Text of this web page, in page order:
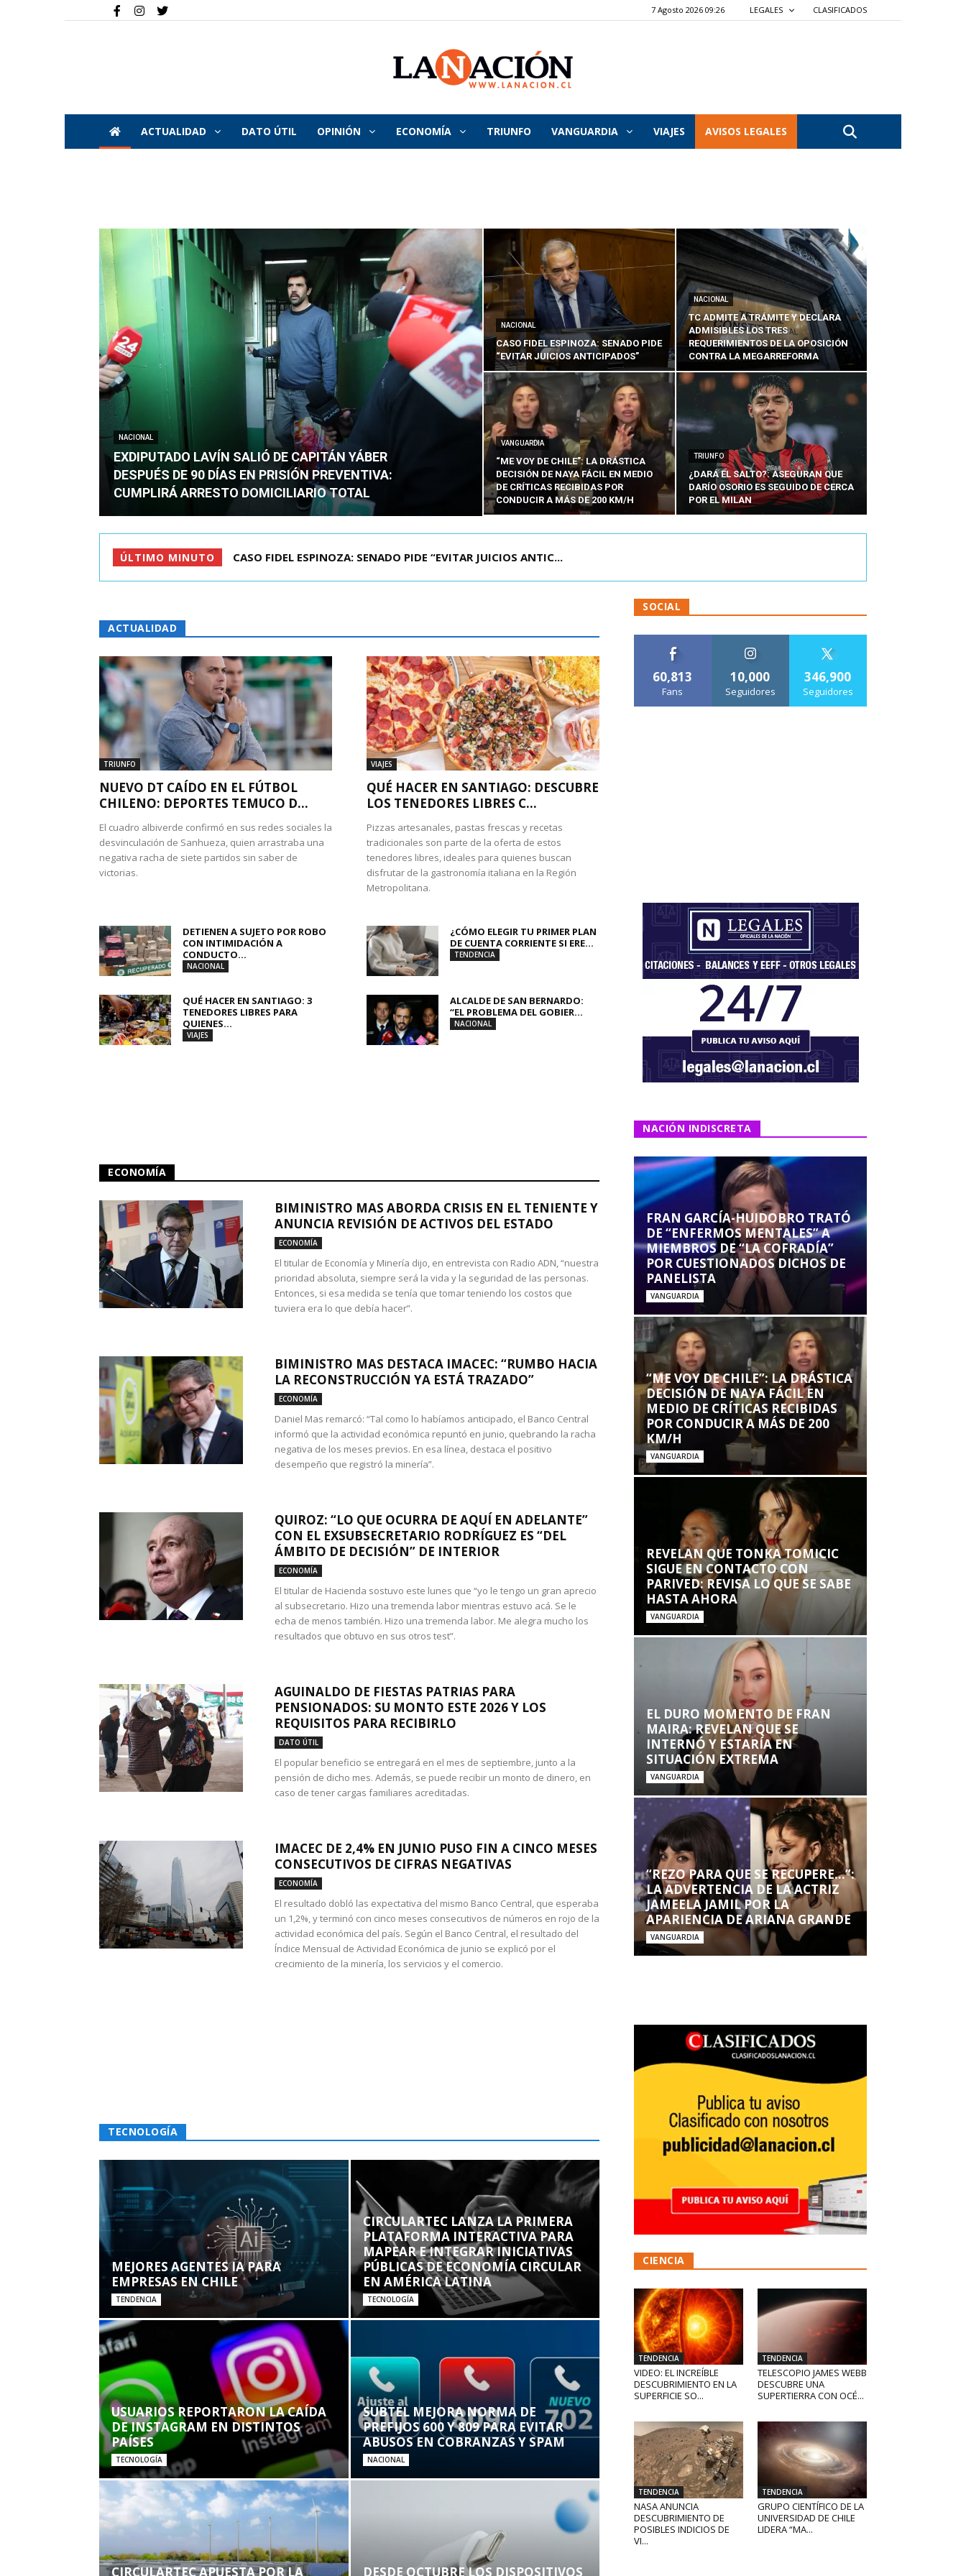
7 Agosto 2026 09:26 LEGALES CLASIFICADOS
La
Nación
ACTUALIDAD DATO ÚTIL OPINIÓN ECONOMÍA TRIUNFO VANGUARDIA VIAJES AVISOS LEGALES
NACIONAL
EXDIPUTADO LAVÍN SALIÓ DE CAPITÁN YÁBER
DESPUÉS DE 90 DÍAS EN PRISIÓN PREVENTIVA:
CUMPLIRÁ ARRESTO DOMICILIARIO TOTAL
NACIONAL
CASO FIDEL ESPINOZA: SENADO PIDE
“EVITAR JUICIOS ANTICIPADOS”
NACIONAL
TC ADMITE A TRÁMITE Y DECLARA
ADMISIBLES LOS TRES
REQUERIMIENTOS DE LA OPOSICIÓN
CONTRA LA MEGARREFORMA
VANGUARDIA
“ME VOY DE CHILE”: LA DRÁSTICA
DECISIÓN DE NAYA FÁCIL EN MEDIO
DE CRÍTICAS RECIBIDAS POR
CONDUCIR A MÁS DE 200 KM/H
TRIUNFO
¿DARÁ EL SALTO?: ASEGURAN QUE
DARÍO OSORIO ES SEGUIDO DE CERCA
POR EL MILAN
ÚLTIMO MINUTO TC ADMITE A TRÁMITE Y DECLARA ADMISIBLES LOS TRES REQU...
ACTUALIDAD
TRIUNFO
NUEVO DT CAÍDO EN EL FÚTBOL
CHILENO: DEPORTES TEMUCO D...
El cuadro albiverde confirmó en sus redes sociales la
desvinculación de Sanhueza, quien arrastraba una
negativa racha de siete partidos sin saber de
victorias.
VIAJES
QUÉ HACER EN SANTIAGO: DESCUBRE
LOS TENEDORES LIBRES C...
Pizzas artesanales, pastas frescas y recetas
tradicionales son parte de la oferta de estos
tenedores libres, ideales para quienes buscan
disfrutar de la gastronomía italiana en la Región
Metropolitana.
DETIENEN A SUJETO POR ROBO
CON INTIMIDACIÓN A
CONDUCTO...
NACIONAL
¿CÓMO ELEGIR TU PRIMER PLAN
DE CUENTA CORRIENTE SI ERE...
TENDENCIA
QUÉ HACER EN SANTIAGO: 3
TENEDORES LIBRES PARA
QUIENES...
VIAJES
ALCALDE DE SAN BERNARDO:
“EL PROBLEMA DEL GOBIER...
NACIONAL
ECONOMÍA
BIMINISTRO MAS ABORDA CRISIS EN EL TENIENTE Y
ANUNCIA REVISIÓN DE ACTIVOS DEL ESTADO
ECONOMÍA
El titular de Economía y Minería dijo, en entrevista con Radio ADN, “nuestra
prioridad absoluta, siempre será la vida y la seguridad de las personas.
Entonces, si esa medida se tenía que tomar teniendo los costos que
tuviera era lo que debía hacer”.
BIMINISTRO MAS DESTACA IMACEC: “RUMBO HACIA
LA RECONSTRUCCIÓN YA ESTÁ TRAZADO”
ECONOMÍA
Daniel Mas remarcó: “Tal como lo habíamos anticipado, el Banco Central
informó que la actividad económica repuntó en junio, quebrando la racha
negativa de los meses previos. En esa línea, destaca el positivo
desempeño que registró la minería”.
QUIROZ: “LO QUE OCURRA DE AQUÍ EN ADELANTE”
CON EL EXSUBSECRETARIO RODRÍGUEZ ES “DEL
ÁMBITO DE DECISIÓN” DE INTERIOR
ECONOMÍA
El titular de Hacienda sostuvo este lunes que “yo le tengo un gran aprecio
al subsecretario. Hizo una tremenda labor mientras estuvo acá. Se le
echa de menos también. Hizo una tremenda labor. Me alegra mucho los
resultados que obtuvo en sus otros test”.
AGUINALDO DE FIESTAS PATRIAS PARA
PENSIONADOS: SU MONTO ESTE 2026 Y LOS
REQUISITOS PARA RECIBIRLO
DATO ÚTIL
El popular beneficio se entregará en el mes de septiembre, junto a la
pensión de dicho mes. Además, se puede recibir un monto de dinero, en
caso de tener cargas familiares acreditadas.
IMACEC DE 2,4% EN JUNIO PUSO FIN A CINCO MESES
CONSECUTIVOS DE CIFRAS NEGATIVAS
ECONOMÍA
El resultado dobló las expectativa del mismo Banco Central, que esperaba
un 1,2%, y terminó con cinco meses consecutivos de números en rojo de la
actividad económica del país. Según el Banco Central, el resultado del
Índice Mensual de Actividad Económica de junio se explicó por el
crecimiento de la minería, los servicios y el comercio.
TECNOLOGÍA
MEJORES AGENTES IA PARA
EMPRESAS EN CHILE
TENDENCIA
CIRCULARTEC LANZA LA PRIMERA
PLATAFORMA INTERACTIVA PARA
MAPEAR E INTEGRAR INICIATIVAS
PÚBLICAS DE ECONOMÍA CIRCULAR
EN AMÉRICA LATINA
TECNOLOGÍA
USUARIOS REPORTARON LA CAÍDA
DE INSTAGRAM EN DISTINTOS
PAÍSES
TECNOLOGÍA
SUBTEL MEJORA NORMA DE
PREFIJOS 600 Y 809 PARA EVITAR
ABUSOS EN COBRANZAS Y SPAM
NACIONAL
CIRCULARTEC APUESTA POR LA DESDE OCTUBRE LOS DISPOSITIVOS
SOCIAL
60,813
Fans
10,000
Seguidores
346,900
Seguidores
NACIÓN INDISCRETA
FRAN GARCÍA-HUIDOBRO TRATÓ
DE “ENFERMOS MENTALES” A
MIEMBROS DE “LA COFRADÍA”
POR CUESTIONADOS DICHOS DE
PANELISTA
VANGUARDIA
“ME VOY DE CHILE”: LA DRÁSTICA
DECISIÓN DE NAYA FÁCIL EN
MEDIO DE CRÍTICAS RECIBIDAS
POR CONDUCIR A MÁS DE 200
KM/H
VANGUARDIA
REVELAN QUE TONKA TOMICIC
SIGUE EN CONTACTO CON
PARIVED: REVISA LO QUE SE SABE
HASTA AHORA
VANGUARDIA
EL DURO MOMENTO DE FRAN
MAIRA: REVELAN QUE SE
INTERNÓ Y ESTARÍA EN
SITUACIÓN EXTREMA
VANGUARDIA
“REZO PARA QUE SE RECUPERE…”:
LA ADVERTENCIA DE LA ACTRIZ
JAMEELA JAMIL POR LA
APARIENCIA DE ARIANA GRANDE
VANGUARDIA
CIENCIA
TENDENCIA
VIDEO: EL INCREÍBLE
DESCUBRIMIENTO EN LA
SUPERFICIE SO...
TENDENCIA
TELESCOPIO JAMES WEBB
DESCUBRE UNA
SUPERTIERRA CON OCÉ...
TENDENCIA
NASA ANUNCIA
DESCUBRIMIENTO DE
POSIBLES INDICIOS DE
VI...
TENDENCIA
GRUPO CIENTÍFICO DE LA
UNIVERSIDAD DE CHILE
LIDERA “MA...